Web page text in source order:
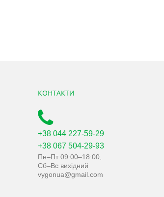
КОНТАКТИ
+38 044 227-59-29
+38 067 504-29-93
Пн–Пт 09:00–18:00,
Сб–Вс вихідний
vygonua@gmail.com